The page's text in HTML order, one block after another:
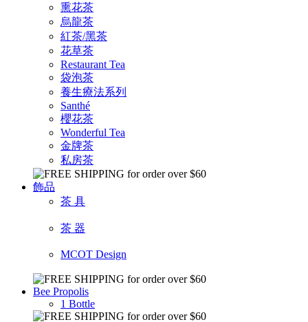
熏花茶
烏龍茶
紅茶/黑茶
花草茶
Restaurant Tea
袋泡茶
養生療法系列
Santhé
櫻花茶
Wonderful Tea
金牌茶
私房茶
飾品
茶 具
茶 器
MCOT Design
Bee Propolis
1 Bottle